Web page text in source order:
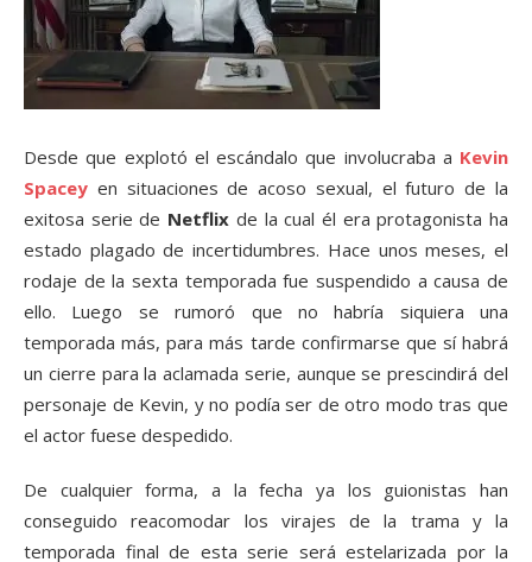
Desde que explotó el escándalo que involucraba a Kevin
Spacey en situaciones de acoso sexual, el futuro de la
exitosa serie de Netflix de la cual él era protagonista ha
estado plagado de incertidumbres. Hace unos meses, el
rodaje de la sexta temporada fue suspendido a causa de
ello. Luego se rumoró que no habría siquiera una
temporada más, para más tarde confirmarse que sí habrá
un cierre para la aclamada serie, aunque se prescindirá del
personaje de Kevin, y no podía ser de otro modo tras que
el actor fuese despedido.
De cualquier forma, a la fecha ya los guionistas han
conseguido reacomodar los virajes de la trama y la
temporada final de esta serie será estelarizada por la